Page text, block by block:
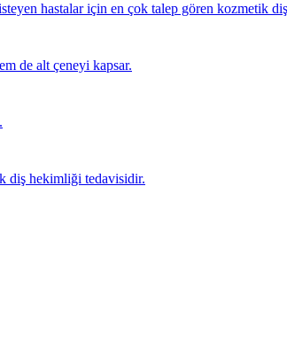
hastalar için en çok talep gören kozmetik
de alt çeneyi kapsar.
diş hekimliği tedavisidir.